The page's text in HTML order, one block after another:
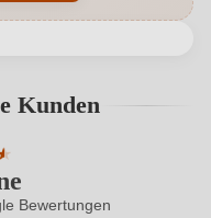
Navarra, Spanien
Bitte loggen Sie sich
Kunde?
Kunden
Bewertung von 4.7
Bewertungen